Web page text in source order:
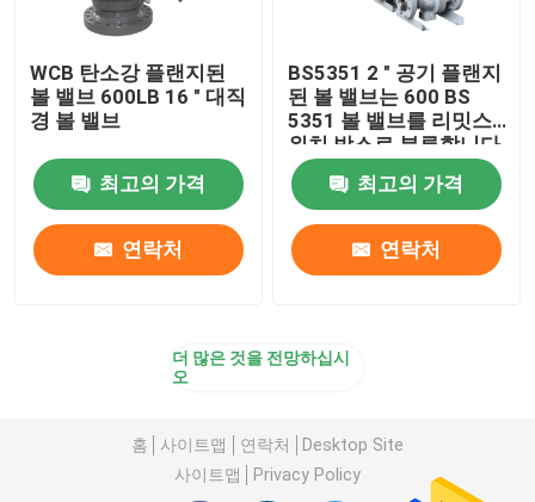
WCB 탄소강 플랜지된
볼 밸브 600LB 16 " 대직
경 볼 밸브
최고의 가격
연락처
BS5351 2 " 공기 플랜지
된 볼 밸브는 600 BS
5351 볼 밸브를 리밋스
위치 박스로 분류합니다
최고의 가격
연락처
더 많은 것을 전망하십시
오
홈 사이트맵 연락처
Desktop Site
사이트맵
Privacy Policy